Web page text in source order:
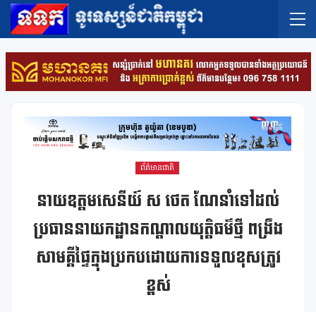
ព័ត៌មានជាតិ
នាយឧត្ដមសេនីយ៍ ស ថេត ណែនាំទៅដល់
ប្រធាននាយកដ្ឋានកណ្ដាលយុត្តិធម៌ថ្មី ពង្រឹង
សាមគ្គីផ្ទៃក្នុងប្រកបដោយការទទួលខុសត្រូវ
ខ្ពស់